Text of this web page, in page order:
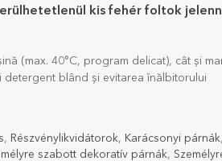
kis fehér foltok
(max. 40°C, program delicat), cât și
blând și evitarea înălbitorului
, Részvénylikvidátorok, Karácsonyi párnák,
szabott dekoratív párnák,